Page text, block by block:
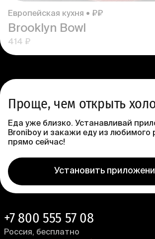
Европейская кухня • ₽₽
Brooklyn Bowl
414 ₽
Проще, чем открыть
Еда уже близко. Устанавливай
Broniboy и закажи еду из любимого
прямо сейчас!
Установить
+7 800 555 57 08
Россия, бесплатно